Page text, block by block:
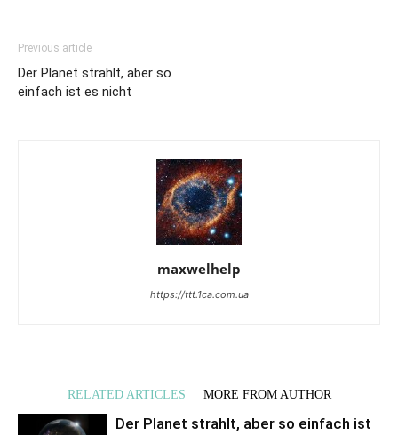
Previous article
Der Planet strahlt, aber so
einfach ist es nicht
maxwelhelp
https://ttt.1ca.com.ua
RELATED ARTICLES MORE FROM AUTHOR
Der Planet strahlt, aber so einfach ist